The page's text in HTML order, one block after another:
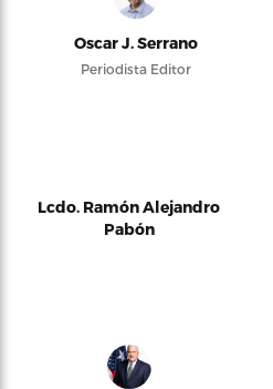
Oscar J. Serrano
Periodista Editor
Lcdo. Ramón Alejandro
Pabón